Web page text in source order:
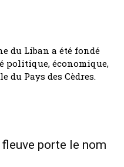
du Liban a été fondé
politique, économique,
Pays des Cèdres.
porte le nom